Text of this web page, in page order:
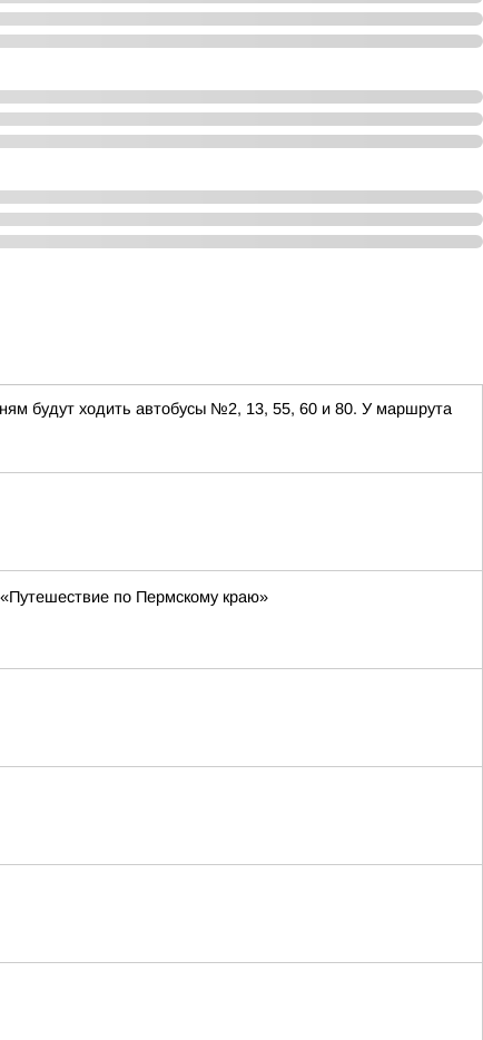
будут ходить автобусы №2, 13, 55, 60 и 80. У маршрута
по Пермскому краю»